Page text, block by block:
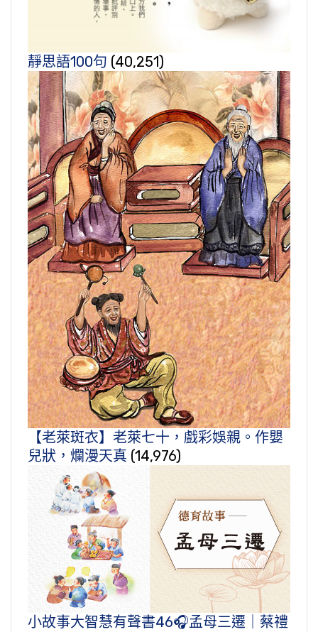
靜思語100句 (40,251)
【老萊斑衣】老萊七十，戲彩娛親。作嬰
兒狀，爛漫天真 (14,976)
小故事大智慧有聲書46🎧孟母三遷｜蔡禮